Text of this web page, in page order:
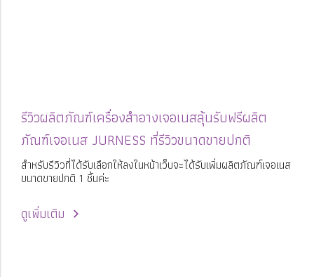
รีวิวผลิตภัณฑ์เครื่องสำอางเจอเนสลุ้นรับฟรีผลิต
ภัณฑ์เจอเนส JURNESS ที่รีวิวขนาดขายปกติ
สำหรับรีวิวที่ได้รับเลือกให้ลงในหน้าเว็บจะได้รับเพิ่มผลิตภัณฑ์เจอเนส
ขนาดขายปกติ 1 ชิ้นค่ะ
ดูเพิ่มเติม